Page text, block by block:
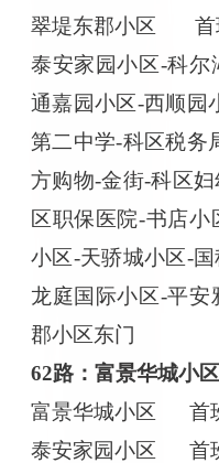
翠堤东郡小区
首
泰安家园小区-科尔
通嘉园小区-西顺园
第二中学-科区税务
方购物-金街-科区
区职保医院-书店
小区-天骄城小区-
龙庭国际小区-平
郡小区东门
62路：富景华城小
富景华城小区
首
泰安家园小区
首